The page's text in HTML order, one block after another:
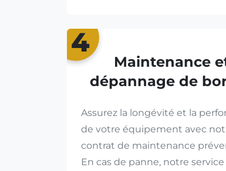
4
Maintenance
dépannage de
Assurez la longévité et la
de votre équipement avec
contrat de maintenance
En cas de panne, notre